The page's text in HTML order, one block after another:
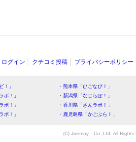
ログイン クチコミ投稿 プライバシーポリシー
！」 ・熊本県「ひごなび！」
ボ！」
・新潟県「なじらぼ！」
ボ！」
・香川県「さんラボ！」
ボ！」
・鹿児島県「かごぶら！」
(C) Joemay Co.,Ltd. All Rights